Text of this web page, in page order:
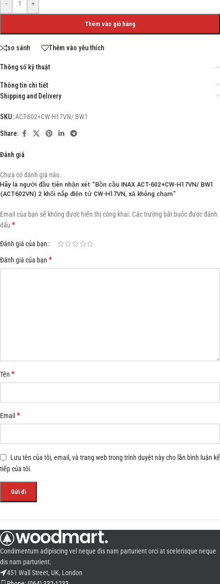
- +
Thêm vào giỏ hàng
so sánh Thêm vào yêu thích
Thông số kỹ thuật
Thông tin chi tiết
Shipping and Delivery
SKU:ACT-602+CW-H17VN/ BW1
Share:
Đánh giá
Chưa có đánh giá nào.
Hãy là người đầu tiên nhận xét “Bồn cầu INAX ACT-602+CW-H17VN/ BW1
(ACT602VN) 2 khối nắp điện tử CW-H17VN, xả không chạm”
Email của bạn sẽ không được hiển thị công khai. Các trường bắt buộc được đánh
dấu *
Đánh giá của bạn
Đánh giá của bạn *
Tên *
Email*
Lưu tên của tôi, email, và trang web trong trình duyệt này cho lần bình luận kế
tiếp của tôi.
Condimentum adipiscing vel neque dis nam parturient orci at scelerisque neque
dis nam parturient.
451 Wall Street, UK, London